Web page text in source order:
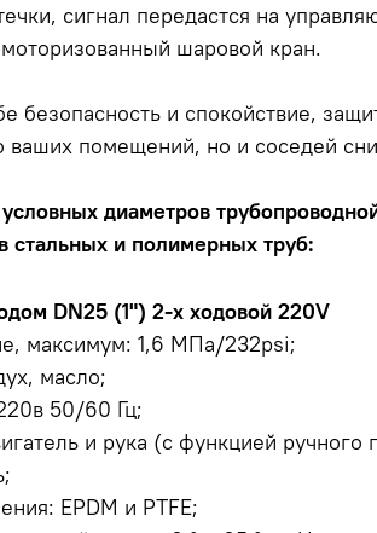
сигнал передастся на
шаровой кран.
безопасность и спокойствие,
ваших помещений, но и соседей
условных диаметров
стальных и полимерных труб:
DN25 (1") 2-х ходовой 220V
максимум: 1,6 МПа/232psi;
масло;
50/60 Гц;
и рука (с функцией ручного
EPDM и PTFE;